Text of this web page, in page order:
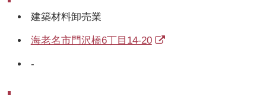
建築材料卸売業
海老名市門沢橋6丁目14-20
-